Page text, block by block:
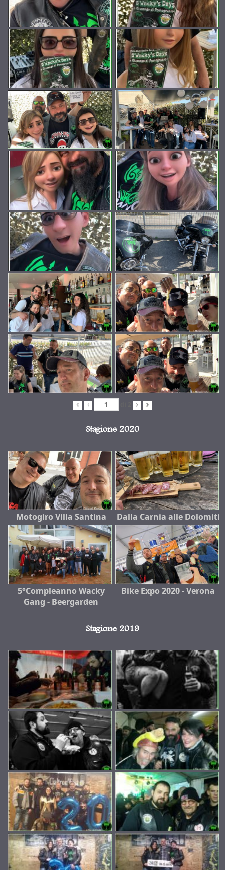
« ‹ › »
Stagione 2020
Motogiro Villa Santina Dalla Carnia alle Dolomiti
5°Compleanno Wacky
Gang - Beergarden
Bike Expo 2020 - Verona
Stagione 2019